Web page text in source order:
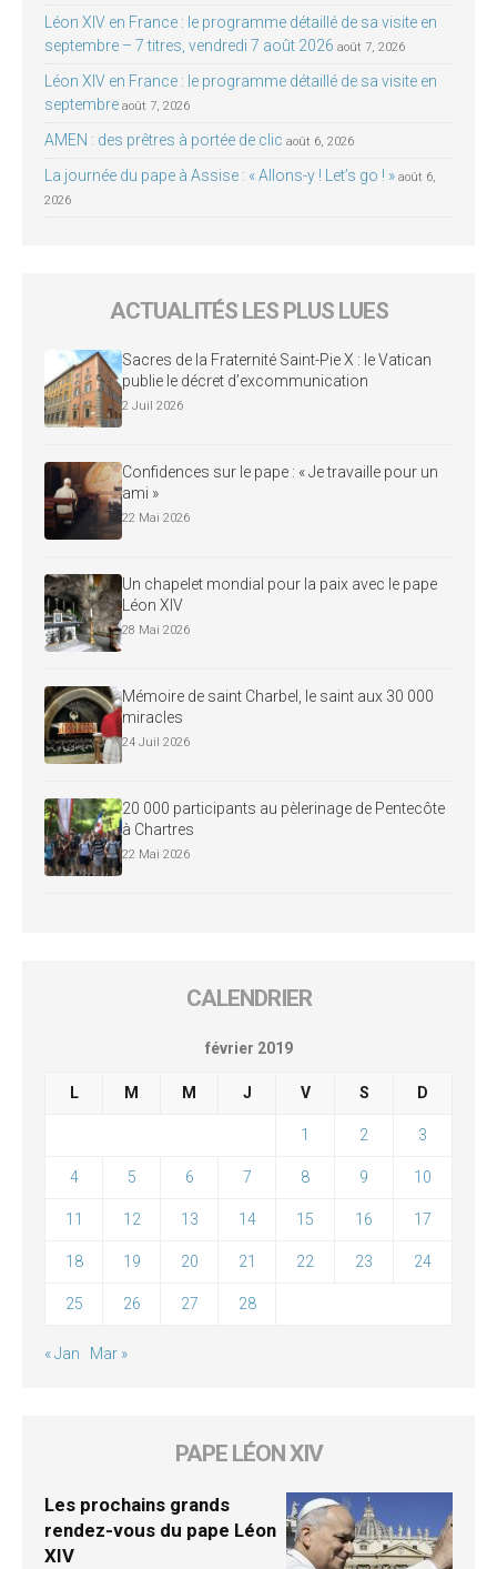
Léon XIV en France : le programme détaillé de sa visite en
septembre – 7 titres, vendredi 7 août 2026 août 7, 2026
Léon XIV en France : le programme détaillé de sa visite en
septembre août 7, 2026
AMEN : des prêtres à portée de clic août 6, 2026
La journée du pape à Assise : « Allons-y ! Let’s go ! » août 6,
2026
ACTUALITÉS LES PLUS LUES
Sacres de la Fraternité Saint-Pie X : le Vatican
publie le décret d’excommunication
2 Juil 2026
Confidences sur le pape : « Je travaille pour un
ami »
22 Mai 2026
Un chapelet mondial pour la paix avec le pape
Léon XIV
28 Mai 2026
Mémoire de saint Charbel, le saint aux 30 000
miracles
24 Juil 2026
20 000 participants au pèlerinage de Pentecôte
à Chartres
22 Mai 2026
CALENDRIER
février 2019
L M M J V S D
1 2 3
4 5 6 7 8 9 10
11 12 13 14 15 16 17
18 19 20 21 22 23 24
25 26 27 28
« Jan Mar »
PAPE LÉON XIV
Les prochains grands
rendez-vous du pape Léon
XIV